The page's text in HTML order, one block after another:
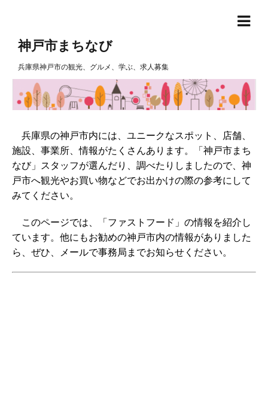
神戸市まちなび
兵庫県神戸市の観光、グルメ、学ぶ、求人募集
兵庫県の神戸市内には、ユニークなスポット、店舗、
施設、事業所、情報がたくさんあります。「神戸市まち
なび」スタッフが選んだり、調べたりしましたので、神
戸市へ観光やお買い物などでお出かけの際の参考にして
みてください。
このページでは、「ファストフード」の情報を紹介し
ています。他にもお勧めの神戸市内の情報がありました
ら、ぜひ、メールで事務局までお知らせください。